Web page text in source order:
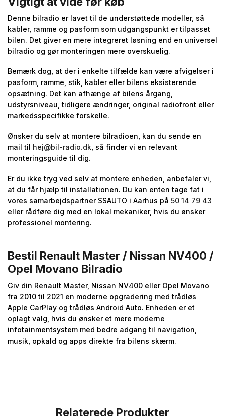
Denne bilradio er lavet til de understøttede modeller, så
kabler, ramme og pasform som udgangspunkt er tilpasset
bilen. Det giver en mere integreret løsning end en universel
bilradio og gør monteringen mere overskuelig.
Bemærk dog, at der i enkelte tilfælde kan være afvigelser i
pasform, ramme, stik, kabler eller bilens eksisterende
opsætning. Det kan afhænge af bilens årgang,
udstyrsniveau, tidligere ændringer, original radiofront eller
markedsspecifikke forskelle.
Ønsker du selv at montere bilradioen, kan du sende en
mail til hej@bil-radio.dk , så finder vi en relevant
monteringsguide til dig.
Er du ikke tryg ved selv at montere enheden, anbefaler vi,
at du får hjælp til installationen. Du kan enten tage fat i
vores samarbejdspartner SSAUTO i Aarhus på 50 14 79 43
eller rådføre dig med en lokal mekaniker, hvis du ønsker
professionel montering.
Bestil Renault Master / Nissan NV400 /
Opel Movano Bilradio
Giv din Renault Master, Nissan NV400 eller Opel Movano
fra 2010 til 2021 en moderne opgradering med trådløs
Apple CarPlay og trådløs Android Auto. Enheden er et
oplagt valg, hvis du ønsker et mere moderne
infotainmentsystem med bedre adgang til navigation,
musik, opkald og apps direkte fra bilens skærm.
Relaterede Produkter